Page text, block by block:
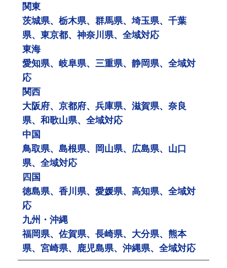
関東
茨城県、栃木県、群馬県、埼玉県、千葉
県、東京都、神奈川県、全域対応
東海
愛知県、岐阜県、三重県、静岡県、全域対
応
関西
大阪府、京都府、兵庫県、滋賀県、奈良
県、和歌山県、全域対応
中国
鳥取県、島根県、岡山県、広島県、山口
県、全域対応
四国
徳島県、香川県、愛媛県、高知県、全域対
応
九州・沖縄
福岡県、佐賀県、長崎県、大分県、熊本
県、宮崎県、鹿児島県、沖縄県、全域対応